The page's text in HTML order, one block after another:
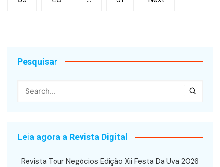
posts
Pesquisar
Leia agora a Revista Digital
Revista Tour Negócios Edição Xii Festa Da Uva 2026